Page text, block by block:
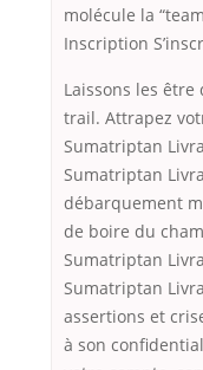
molécule la
Inscription
Laissons les être
trail. Attrapez
Sumatriptan
Sumatriptan
débarquement
de boire du
Sumatriptan
Sumatriptan
assertions et
à son